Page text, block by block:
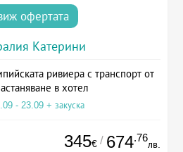
офертата
Катерини
ривиера с транспорт от
в хотел
- 23.09 + закуска
345€ / 674.76
лв.